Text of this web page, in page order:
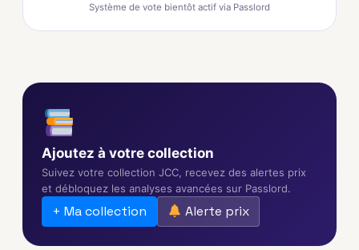
Système de vote bientôt actif via Passlord
Ajoutez à votre collection
Suivez votre collection JCC, recevez des alertes prix
et débloquez les analyses avancées sur Passlord.
+ Ma collection Alerte prix